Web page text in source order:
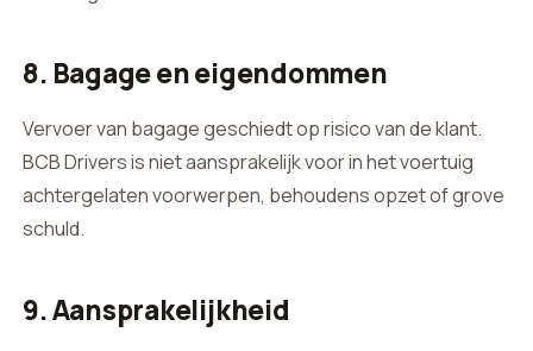
8. Bagage en eigendommen
Vervoer van bagage geschiedt op risico van de klant.
BCB Drivers is niet aansprakelijk voor in het voertuig
achtergelaten voorwerpen, behoudens opzet of grove
schuld.
9. Aansprakelijkheid